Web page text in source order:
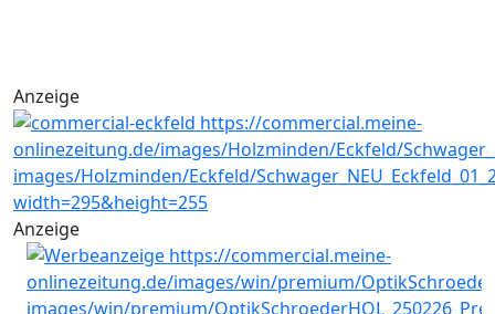
Anzeige
Anzeige